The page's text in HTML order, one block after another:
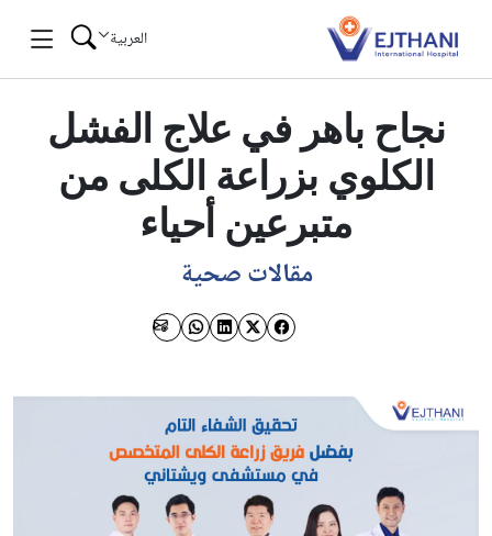
العربية
نجاح باهر في علاج الفشل
الكلوي بزراعة الكلى من
متبرعين أحياء
مقالات صحية